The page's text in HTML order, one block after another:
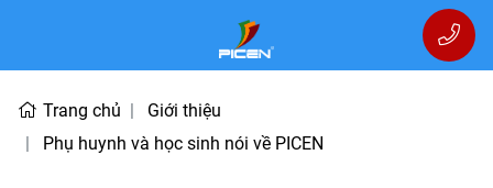
Trang chủ
Giới thiệu
Phụ huynh và học sinh nói về PICEN